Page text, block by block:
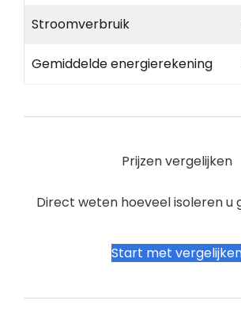
Stroomverbruik
Gemiddelde energierekening
Prijzen vergelijken
Direct weten hoeveel isoleren u
Start met